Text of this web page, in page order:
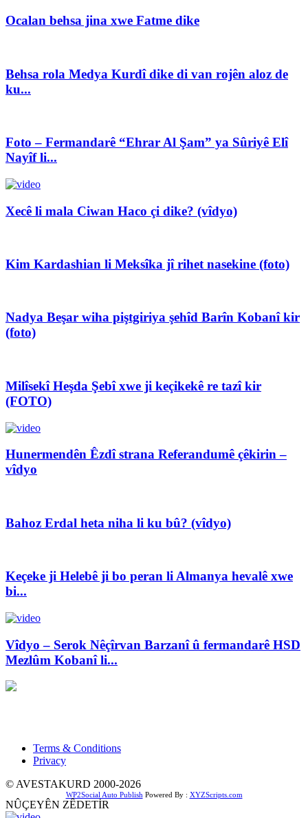
Ocalan behsa jina xwe Fatme dike
Behsa rola Medya Kurdî dike di van rojên aloz de
ku...
Foto – Fermandarê “Ehrar Al Şam” ya Sûriyê Elî
Nayîf li...
Xecê li mala Ciwan Haco çi dike? (vîdyo)
Kim Kardashian li Meksîka jî rihet nasekine (foto)
Nadya Beşar wiha piştgiriya şehîd Barîn Kobanî kir
(foto)
Milîsekî Heşda Şebî xwe ji keçikekê re tazî kir
(FOTO)
Hunermendên Êzdî strana Referandumê çêkirin –
vîdyo
Bahoz Erdal heta niha li ku bû? (vîdyo)
Keçeke ji Helebê ji bo peran li Almanya hevalê xwe
bi...
Vîdyo – Serok Nêçîrvan Barzanî û fermandarê HSD
Mezlûm Kobanî li...
Terms & Conditions
Privacy
© AVESTAKURD 2000-2026
WP2Social Auto Publish Powered By : XYZScripts.com
NÛÇEYÊN ZÊDETİR